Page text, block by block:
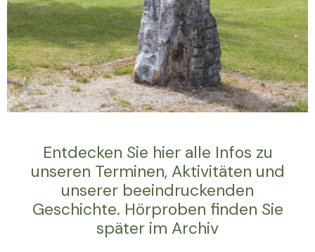
Entdecken Sie hier alle Infos zu
unseren Terminen, Aktivitäten und
unserer beeindruckenden
Geschichte. Hörproben finden Sie
später im Archiv